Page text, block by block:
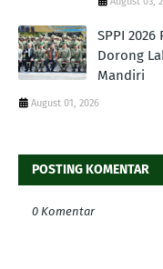
SPPI
Dorong
Mandiri
August 01, 2026
POSTING KOMENTAR
0 Komentar